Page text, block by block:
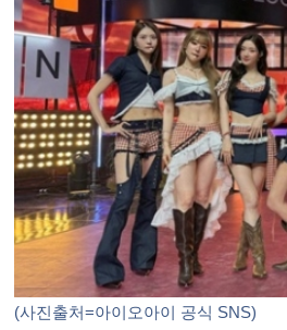
(사진출처=아이오아이 공식 SNS)